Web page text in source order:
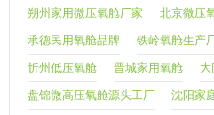
朔州家用微压氧舱厂家 北京微压
承德民用氧舱品牌 铁岭氧舱生产
忻州低压氧舱 晋城家用氧舱
盘锦微高压氧舱源头工厂 沈阳家